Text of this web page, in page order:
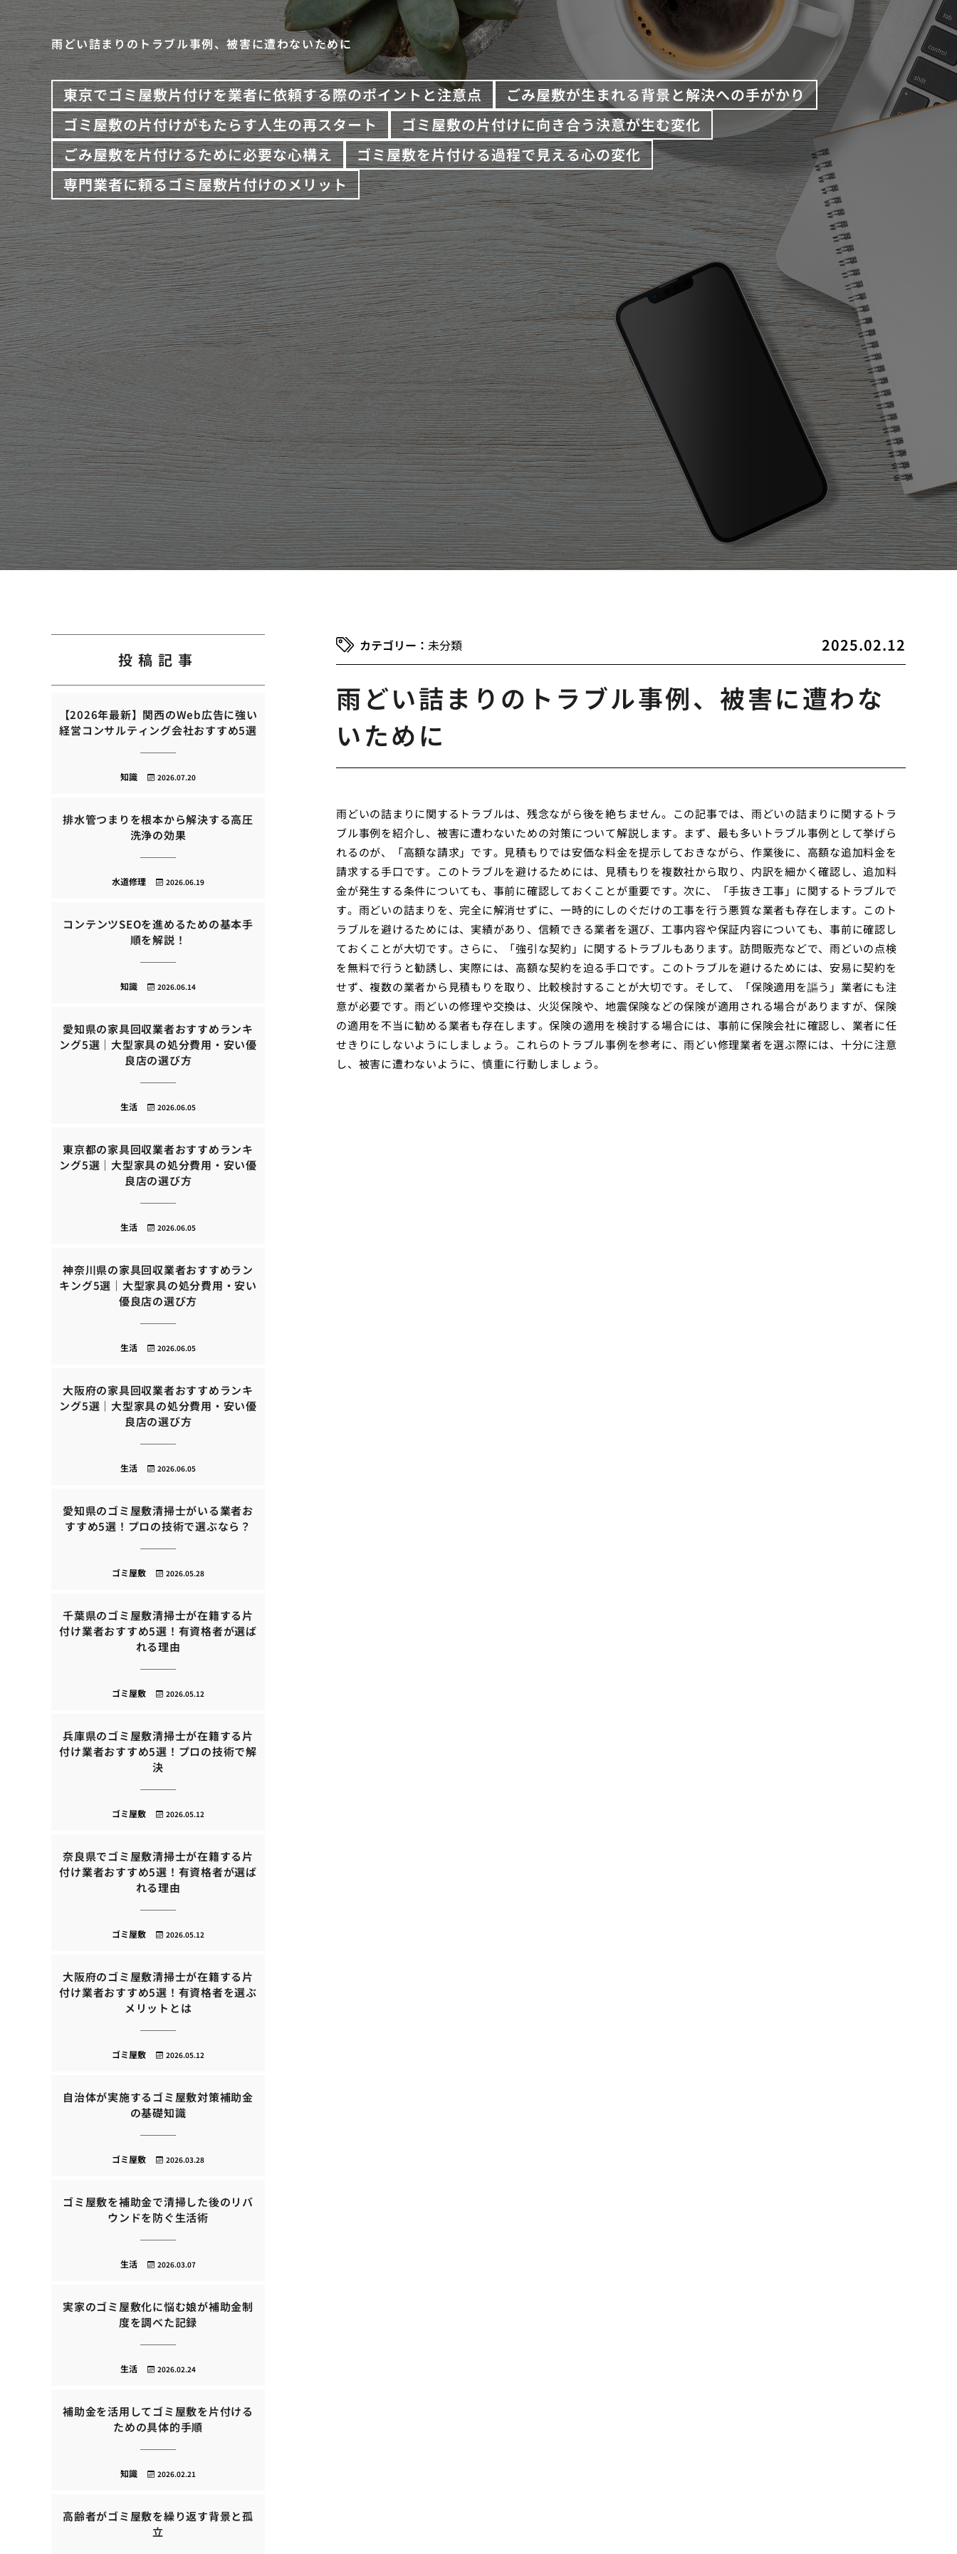
雨どい詰まりのトラブル事例、被害に遭わないために
東京でゴミ屋敷片付けを業者に依頼する際のポイントと注意点
ごみ屋敷が生まれる背景と解決への手がかり
ゴミ屋敷の片付けがもたらす人生の再スタート
ゴミ屋敷の片付けに向き合う決意が生む変化
ごみ屋敷を片付けるために必要な心構え
ゴミ屋敷を片付ける過程で見える心の変化
専門業者に頼るゴミ屋敷片付けのメリット
2025.02.12
未分類
雨どい詰まりのトラブル事例、被害に遭わな
いために
雨どいの詰まりに関するトラブルは、残念ながら後を絶ちません。この記事では、雨どいの詰まりに関するトラ
ブル事例を紹介し、被害に遭わないための対策について解説します。まず、最も多いトラブル事例として挙げら
れるのが、「高額な請求」です。見積もりでは安価な料金を提示しておきながら、作業後に、高額な追加料金を
請求する手口です。このトラブルを避けるためには、見積もりを複数社から取り、内訳を細かく確認し、追加料
金が発生する条件についても、事前に確認しておくことが重要です。次に、「手抜き工事」に関するトラブルで
す。雨どいの詰まりを、完全に解消せずに、一時的にしのぐだけの工事を行う悪質な業者も存在します。このト
ラブルを避けるためには、実績があり、信頼できる業者を選び、工事内容や保証内容についても、事前に確認し
ておくことが大切です。さらに、「強引な契約」に関するトラブルもあります。訪問販売などで、雨どいの点検
を無料で行うと勧誘し、実際には、高額な契約を迫る手口です。このトラブルを避けるためには、安易に契約を
せず、複数の業者から見積もりを取り、比較検討することが大切です。そして、「保険適用を謳う」業者にも注
意が必要です。雨どいの修理や交換は、火災保険や、地震保険などの保険が適用される場合がありますが、保険
の適用を不当に勧める業者も存在します。保険の適用を検討する場合には、事前に保険会社に確認し、業者に任
せきりにしないようにしましょう。これらのトラブル事例を参考に、雨どい修理業者を選ぶ際には、十分に注意
し、被害に遭わないように、慎重に行動しましょう。
投稿記事
【2026年最新】関西のWeb広告に強い
経営コンサルティング会社おすすめ5選
2026.07.20
知識
排水管つまりを根本から解決する高圧
洗浄の効果
2026.06.19
水道修理
コンテンツSEOを進めるための基本手
順を解説！
2026.06.14
知識
愛知県の家具回収業者おすすめランキ
ング5選｜大型家具の処分費用・安い優
良店の選び方
2026.06.05
生活
東京都の家具回収業者おすすめランキ
ング5選｜大型家具の処分費用・安い優
良店の選び方
2026.06.05
生活
神奈川県の家具回収業者おすすめラン
キング5選｜大型家具の処分費用・安い
優良店の選び方
2026.06.05
生活
大阪府の家具回収業者おすすめランキ
ング5選｜大型家具の処分費用・安い優
良店の選び方
2026.06.05
生活
愛知県のゴミ屋敷清掃士がいる業者お
すすめ5選！プロの技術で選ぶなら？
2026.05.28
ゴミ屋敷
千葉県のゴミ屋敷清掃士が在籍する片
付け業者おすすめ5選！有資格者が選ば
れる理由
2026.05.12
ゴミ屋敷
兵庫県のゴミ屋敷清掃士が在籍する片
付け業者おすすめ5選！プロの技術で解
決
2026.05.12
ゴミ屋敷
奈良県でゴミ屋敷清掃士が在籍する片
付け業者おすすめ5選！有資格者が選ば
れる理由
2026.05.12
ゴミ屋敷
大阪府のゴミ屋敷清掃士が在籍する片
付け業者おすすめ5選！有資格者を選ぶ
メリットとは
2026.05.12
ゴミ屋敷
自治体が実施するゴミ屋敷対策補助金
の基礎知識
2026.03.28
ゴミ屋敷
ゴミ屋敷を補助金で清掃した後のリバ
ウンドを防ぐ生活術
2026.03.07
生活
実家のゴミ屋敷化に悩む娘が補助金制
度を調べた記録
2026.02.24
生活
補助金を活用してゴミ屋敷を片付ける
ための具体的手順
2026.02.21
知識
高齢者がゴミ屋敷を繰り返す背景と孤
立